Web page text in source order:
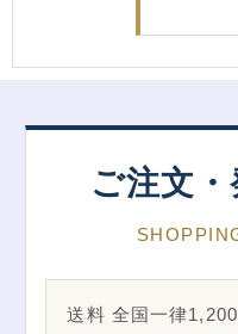
ご注文
送料 全国一律1,200